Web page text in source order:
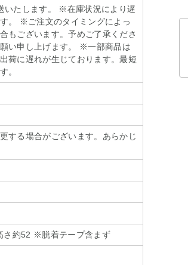
いたします。 ※在庫状況により遅
。 ※ご注文のタイミングによっ
もございます。予めご了承くださ
い申し上げます。 ※一部商品は
荷に遅れが生じております。最短
。
する場合がございます。あらかじ
さ約52 ※脱着テープ含まず